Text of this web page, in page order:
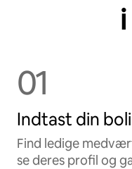
01
Indtast din
Find ledige
se deres profil og